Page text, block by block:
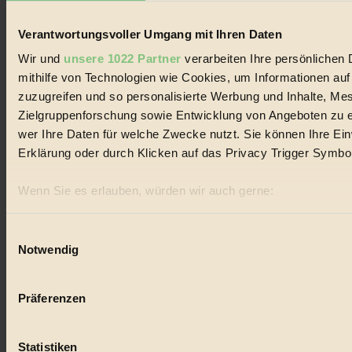
Verantwortungsvoller Umgang mit Ihren Daten
Wir und unsere 1022 Partner verarbeiten Ihre persönlichen
mithilfe von Technologien wie Cookies, um Informationen
zuzugreifen und so personalisierte Werbung und Inhalte,
Zielgruppenforschung sowie Entwicklung von Angeboten zu
wer Ihre Daten für welche Zwecke nutzt. Sie können Ihre
Erklärung oder durch Klicken auf das Privacy Trigger
Wenn Sie es erlauben, würden wir auch gerne:
Informationen über Ihre geografische Lage
Ihr Gerät durch aktives Scannen nach bestimmten
Präferenzen im
Notwendig
Präferenzen
Statistiken
nachhaltig
Landwirtschaft
Garten